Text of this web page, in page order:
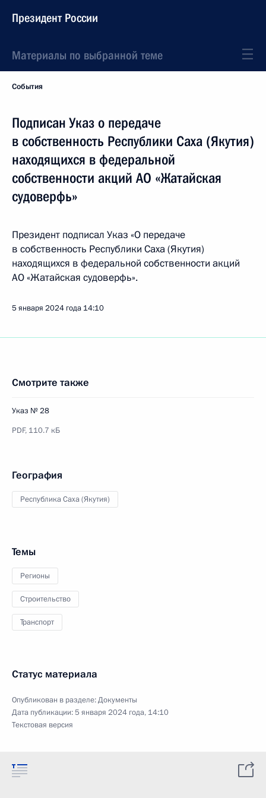
Президент России
Материалы по выбранной теме
События
Подписан Указ о передаче
в собственность Республики Саха (Якутия)
находящихся в федеральной
собственности акций АО «Жатайская
судоверфь»
Президент подписал Указ «О передаче
в собственность Республики Саха (Якутия)
находящихся в федеральной собственности акций
АО «Жатайская судоверфь».
5 января 2024 года 14:10
Смотрите также
Указ № 28
PDF, 110.7 кБ
География
Республика Саха (Якутия)
Темы
Регионы
Строительство
Транспорт
Статус материала
Опубликован в разделе:Документы
Дата публикации:5 января 2024 года, 14:10
Текстовая версия